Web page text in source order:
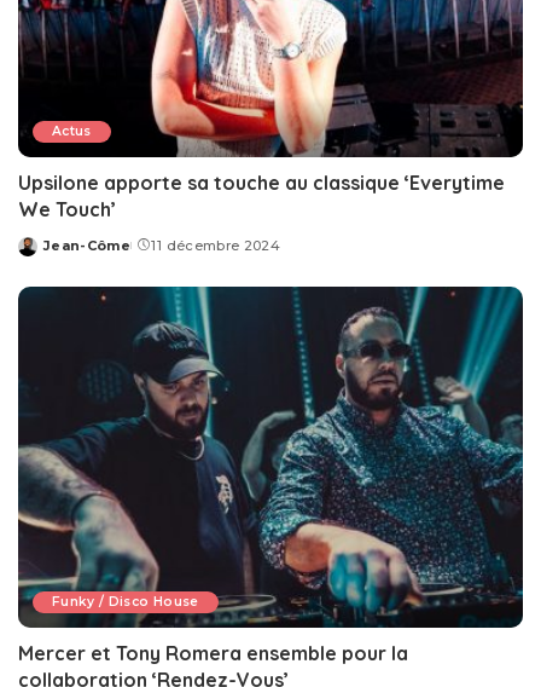
Actus
Upsilone apporte sa touche au classique ‘Everytime
We Touch’
Posted
Jean-Côme 11 décembre 2024
Funky / Disco House
Mercer et Tony Romera ensemble pour la
collaboration ‘Rendez-Vous’